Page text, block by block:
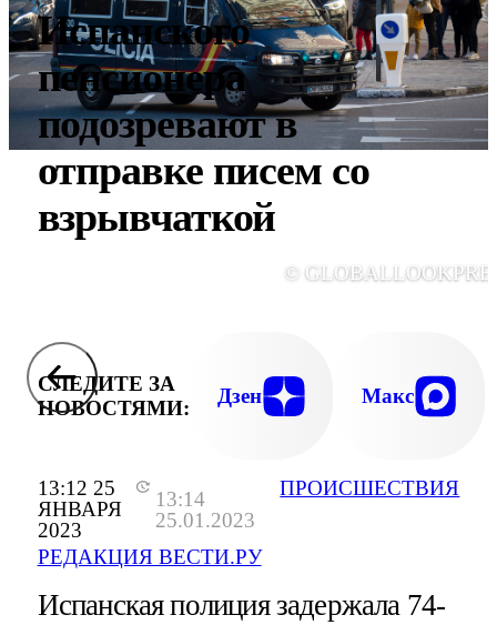
13:12 25
ЯНВАРЯ
2023
13:14
25.01.2023
РЕДАКЦИЯ ВЕСТИ.РУ
ПРОИСШЕСТВИЯ
Испанского
пенсионера
подозревают в
отправке писем со
взрывчаткой
©
СЛЕДИТЕ ЗА
НОВОСТЯМИ:
Дзен Макс
Испанская полиция задержала 74-